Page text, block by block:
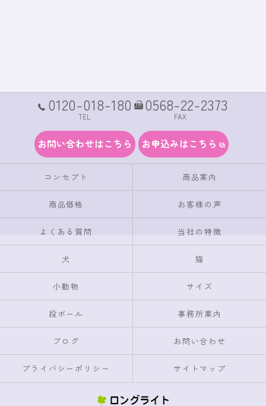
0120-018-180
TEL
0568-22-2373
FAX
お問い合わせはこちら お申込みはこちら
コンセプト 商品案内
商品価格 お客様の声
よくある質問 当社の特徴
犬 猫
小動物 サイズ
段ボール 事務所案内
ブログ お問い合わせ
プライバシーポリシー サイトマップ